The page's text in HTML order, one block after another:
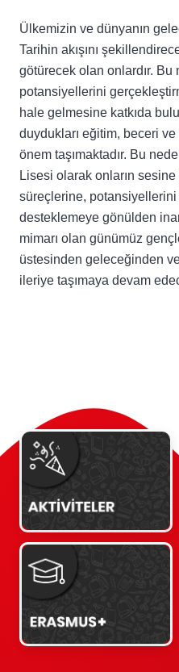
Ülkemizin ve dünyanın
Tarihin akışını
götürecek olan onlardır.
potansiyellerini
hale gelmesine katkıda
duydukları eğitim, beceri ve
önem taşımaktadır. Bu
Lisesi olarak onların
süreçlerine,
desteklemeye gönülden
mimarı olan günümüz
üstesinden geleceğinden
ileriye taşımaya devam